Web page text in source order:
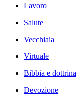
Lavoro
Salute
Vecchiaia
Virtuale
Bibbia e dottrina
Devozione